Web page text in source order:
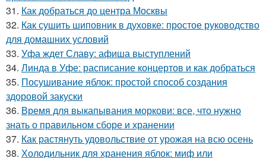
31. Как добраться до центра Москвы
32. Как сушить шиповник в духовке: простое руководство
для домашних условий
33. Уфа ждет Славу: афиша выступлений
34. Линда в Уфе: расписание концертов и как добраться
35. Посушивание яблок: простой способ создания
здоровой закуски
36. Время для выкапывания моркови: все, что нужно
знать о правильном сборе и хранении
37. Как растянуть удовольствие от урожая на всю осень
38. Холодильник для хранения яблок: миф или